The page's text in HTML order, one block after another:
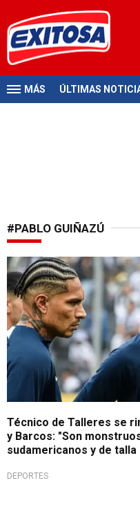
MÁS ÚLTIMAS
#PABLO GUIÑAZÚ
Gran reconocimiento
Técnico de Talleres se
y Barcos: "Son
sudamericanos y de talla
DEPORTES